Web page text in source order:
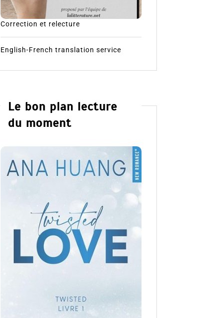
Correction et relecture
English-French translation service
Le bon plan lecture
du moment